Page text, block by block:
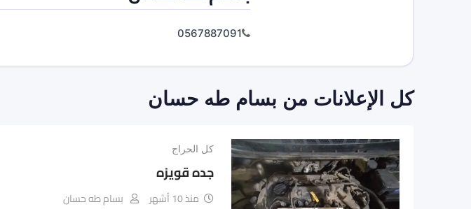
0567887091
كل الإعلانات من بسام طه حسان
كل الحراج
جده قويزه
منذ 10 أشهر بسام طه حسان